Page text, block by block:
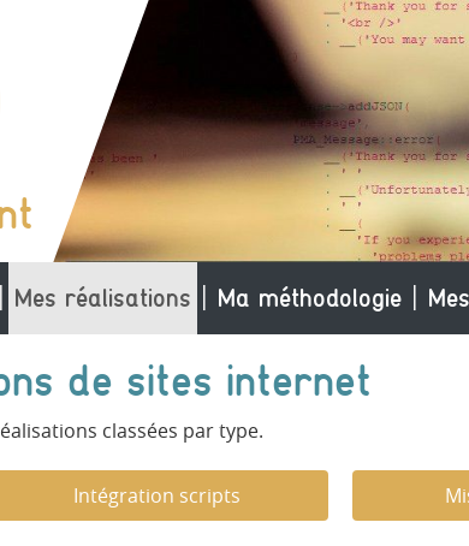
Mes réalisations Ma méthodologie
de sites internet
classées par type.
Intégration scripts